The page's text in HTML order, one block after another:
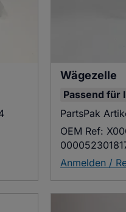
Wägezelle
Passend für
PartsPak
OEM Ref:
Anmelden /